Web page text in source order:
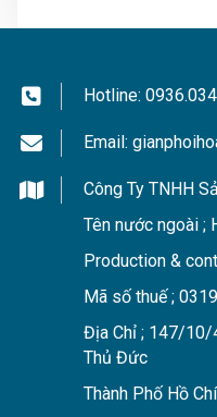
Hotline:
Email:
Công Ty TNHH
Tên nước ngoài ;
Production &
Mã số thuế ;
Địa Chỉ ; 147/10/
Thủ Đức
Thành Phố Hồ